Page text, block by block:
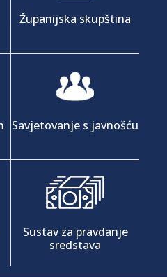
Županijska skupština
Savjetovanje s javnošću
Sustav za pravdanje
sredstava